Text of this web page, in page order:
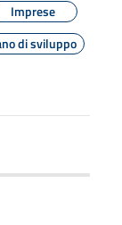
Imprese
di sviluppo